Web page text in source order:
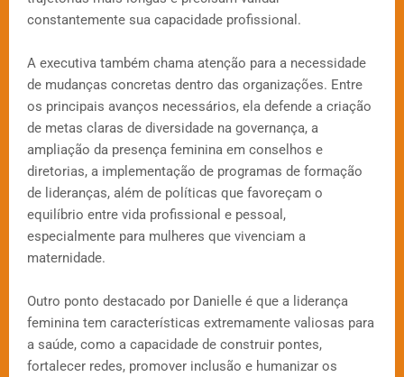
constantemente sua capacidade profissional.
A executiva também chama atenção para a necessidade
de mudanças concretas dentro das organizações. Entre
os principais avanços necessários, ela defende a criação
de metas claras de diversidade na governança, a
ampliação da presença feminina em conselhos e
diretorias, a implementação de programas de formação
de lideranças, além de políticas que favoreçam o
equilíbrio entre vida profissional e pessoal,
especialmente para mulheres que vivenciam a
maternidade.
Outro ponto destacado por Danielle é que a liderança
feminina tem características extremamente valiosas para
a saúde, como a capacidade de construir pontes,
fortalecer redes, promover inclusão e humanizar os